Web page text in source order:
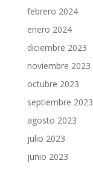
febrero 2024
enero 2024
diciembre 2023
noviembre 2023
octubre 2023
septiembre 2023
agosto 2023
julio 2023
junio 2023